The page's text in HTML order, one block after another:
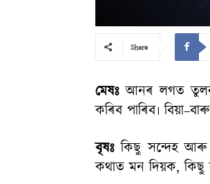
Share
মেষঃ আনৰ লগত তুলনা
কৰিব পাৰিব৷
বৃষঃ কিছু সন্দেহ আৰু
কথাত মন দিয়ক, কিছু